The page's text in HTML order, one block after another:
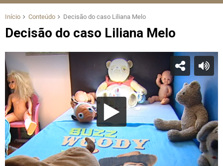
Início Conteúdo Decisão do caso Liliana Melo
Decisão do caso Liliana Melo